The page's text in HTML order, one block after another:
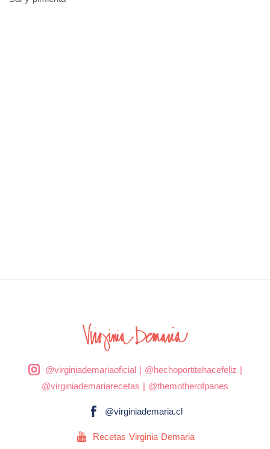
@virginiademariaoficial| @hechoportitehacefeliz |
@virginiademariarecetas | @themotherofpanes
@virginiademaria.cl
Recetas Virginia Demaria